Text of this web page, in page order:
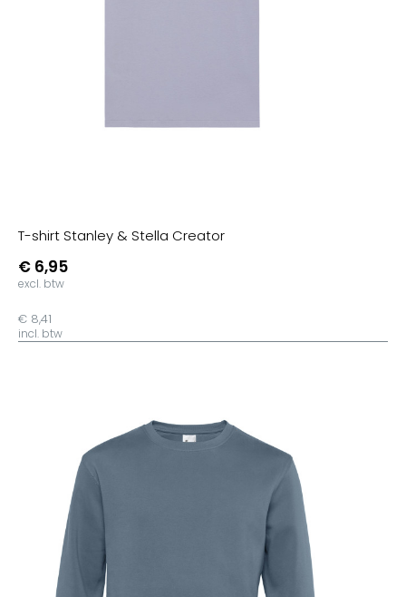
T-shirt Stanley & Stella Creator
€ 6,95
excl. btw
€ 8,41
incl. btw